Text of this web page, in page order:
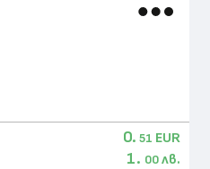
0. 51 EUR
1. 00 лв.